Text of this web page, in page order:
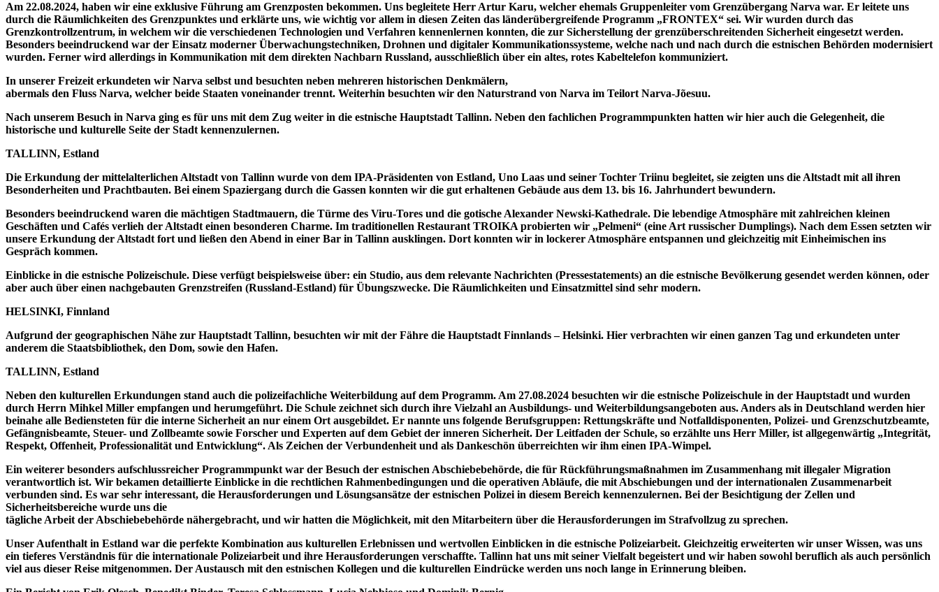
Am 22.08.2024, haben wir eine exklusive Führung am Grenzposten bekommen. Uns begleitete Herr Artur Karu, welcher ehemals Gruppenleiter vom Grenzübergang Narva war. Er leitete uns
durch die Räumlichkeiten des Grenzpunktes und erklärte uns, wie wichtig vor allem in diesen Zeiten das länderübergreifende Programm „FRONTEX“ sei. Wir wurden durch das
Grenzkontrollzentrum, in welchem wir die verschiedenen Technologien und Verfahren kennenlernen konnten, die zur Sicherstellung der grenzüberschreitenden Sicherheit eingesetzt werden.
Besonders beeindruckend war der Einsatz moderner Überwachungstechniken, Drohnen und digitaler Kommunikationssysteme, welche nach und nach durch die estnischen Behörden modernisiert
wurden. Ferner wird allerdings in Kommunikation mit dem direkten Nachbarn Russland, ausschließlich über ein altes, rotes Kabeltelefon kommuniziert.
In unserer Freizeit erkundeten wir Narva selbst und besuchten neben mehreren historischen Denkmälern,
abermals den Fluss Narva, welcher beide Staaten voneinander trennt. Weiterhin besuchten wir den Naturstrand von Narva im Teilort Narva-Jõesuu.
Nach unserem Besuch in Narva ging es für uns mit dem Zug weiter in die estnische Hauptstadt Tallinn. Neben den fachlichen Programmpunkten hatten wir hier auch die Gelegenheit, die
historische und kulturelle Seite der Stadt kennenzulernen.
TALLINN, Estland
Die Erkundung der mittelalterlichen Altstadt von Tallinn wurde von dem IPA-Präsidenten von Estland, Uno Laas und seiner Tochter Triinu begleitet, sie zeigten uns die Altstadt mit all ihren
Besonderheiten und Prachtbauten. Bei einem Spaziergang durch die Gassen konnten wir die gut erhaltenen Gebäude aus dem 13. bis 16. Jahrhundert bewundern.
Besonders beeindruckend waren die mächtigen Stadtmauern, die Türme des Viru-Tores und die gotische Alexander Newski-Kathedrale. Die lebendige Atmosphäre mit zahlreichen kleinen
Geschäften und Cafés verlieh der Altstadt einen besonderen Charme. Im traditionellen Restaurant TROIKA probierten wir „Pelmeni“ (eine Art russischer Dumplings). Nach dem Essen setzten wir
unsere Erkundung der Altstadt fort und ließen den Abend in einer Bar in Tallinn ausklingen. Dort konnten wir in lockerer Atmosphäre entspannen und gleichzeitig mit Einheimischen ins
Gespräch kommen.
Einblicke in die estnische Polizeischule. Diese verfügt beispielsweise über: ein Studio, aus dem relevante Nachrichten (Pressestatements) an die estnische Bevölkerung gesendet werden können, oder
aber auch über einen nachgebauten Grenzstreifen (Russland-Estland) für Übungszwecke. Die Räumlichkeiten und Einsatzmittel sind sehr modern.
HELSINKI, Finnland
Aufgrund der geographischen Nähe zur Hauptstadt Tallinn, besuchten wir mit der Fähre die Hauptstadt Finnlands – Helsinki. Hier verbrachten wir einen ganzen Tag und erkundeten unter
anderem die Staatsbibliothek, den Dom, sowie den Hafen.
TALLINN, Estland
Neben den kulturellen Erkundungen stand auch die polizeifachliche Weiterbildung auf dem Programm. Am 27.08.2024 besuchten wir die estnische Polizeischule in der Hauptstadt und wurden
durch Herrn Mihkel Miller empfangen und herumgeführt. Die Schule zeichnet sich durch ihre Vielzahl an Ausbildungs- und Weiterbildungsangeboten aus. Anders als in Deutschland werden hier
beinahe alle Bediensteten für die interne Sicherheit an nur einem Ort ausgebildet. Er nannte uns folgende Berufsgruppen: Rettungskräfte und Notfalldisponenten, Polizei- und Grenzschutzbeamte,
Gefängnisbeamte, Steuer- und Zollbeamte sowie Forscher und Experten auf dem Gebiet der inneren Sicherheit. Der Leitfaden der Schule, so erzählte uns Herr Miller, ist allgegenwärtig „Integrität,
Respekt, Offenheit, Professionalität und Entwicklung“. Als Zeichen der Verbundenheit und als Dankeschön überreichten wir ihm einen IPA-Wimpel.
Ein weiterer besonders aufschlussreicher Programmpunkt war der Besuch der estnischen Abschiebebehörde, die für Rückführungsmaßnahmen im Zusammenhang mit illegaler Migration
verantwortlich ist. Wir bekamen detaillierte Einblicke in die rechtlichen Rahmenbedingungen und die operativen Abläufe, die mit Abschiebungen und der internationalen Zusammenarbeit
verbunden sind. Es war sehr interessant, die Herausforderungen und Lösungsansätze der estnischen Polizei in diesem Bereich kennenzulernen. Bei der Besichtigung der Zellen und
Sicherheitsbereiche wurde uns die
tägliche Arbeit der Abschiebebehörde nähergebracht, und wir hatten die Möglichkeit, mit den Mitarbeitern über die Herausforderungen im Strafvollzug zu sprechen.
Unser Aufenthalt in Estland war die perfekte Kombination aus kulturellen Erlebnissen und wertvollen Einblicken in die estnische Polizeiarbeit. Gleichzeitig erweiterten wir unser Wissen, was uns
ein tieferes Verständnis für die internationale Polizeiarbeit und ihre Herausforderungen verschaffte. Tallinn hat uns mit seiner Vielfalt begeistert und wir haben sowohl beruflich als auch persönlich
viel aus dieser Reise mitgenommen. Der Austausch mit den estnischen Kollegen und die kulturellen Eindrücke werden uns noch lange in Erinnerung bleiben.